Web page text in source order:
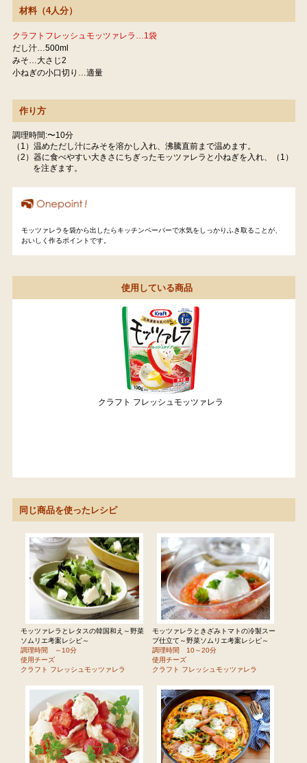
材料（4人分）
クラフトフレッシュモッツァレラ…1袋
だし汁…500ml
みそ…大さじ2
小ねぎの小口切り…適量
作り方
調理時間:〜10分
（1）温めただし汁にみそを溶かし入れ、沸騰直前まで温めます。
（2）器に食べやすい大きさにちぎったモッツァレラと小ねぎを入れ、（1）
を注ぎます。
モッツァレラを袋から出したらキッチンペーパーで水気をしっかりふき取ることが、
おいしく作るポイントです。
使用している商品
クラフト フレッシュモッツァレラ
同じ商品を使ったレシピ
モッツァレラとレタスの韓国和え～野菜
ソムリエ考案レシピ～
調理時間 ～10分
使用チーズ
クラフト フレッシュモッツァレラ
モッツァレラときざみトマトの冷製スー
プ仕立て～野菜ソムリエ考案レシピ～
調理時間 10～20分
使用チーズ
クラフト フレッシュモッツァレラ